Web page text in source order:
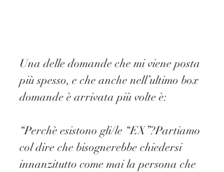
Una delle domande che mi viene posta
più spesso, e che anche nell’ultimo box
domande è arrivata più volte è:
“Perchè esistono gli/le “EX”?Partiamo
col dire che bisognerebbe chiedersi
innanzitutto come mai la persona che